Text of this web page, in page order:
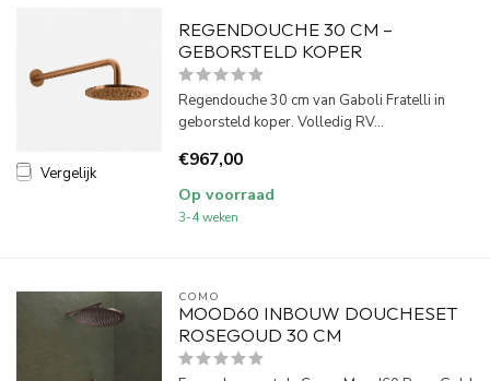
Vergelijk
REGENDOUCHE 30 CM –
GEBORSTELD KOPER
Regendouche 30 cm van Gaboli Fratelli in
geborsteld koper. Volledig RV...
€967,00
Op voorraad
3-4 weken
COMO
MOOD60 INBOUW DOUCHESET
ROSEGOUD 30 CM